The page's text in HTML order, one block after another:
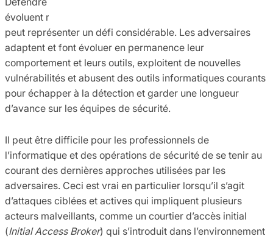
évoluent rapidement et sont de plus en plus complexes
peut représenter un défi considérable. Les adversaires
adaptent et font évoluer en permanence leur
comportement et leurs outils, exploitent de nouvelles
vulnérabilités et abusent des outils informatiques courants
pour échapper à la détection et garder une longueur
d’avance sur les équipes de sécurité.
Il peut être difficile pour les professionnels de
l’informatique et des opérations de sécurité de se tenir au
courant des dernières approches utilisées par les
adversaires. Ceci est vrai en particulier lorsqu’il s’agit
d’attaques ciblées et actives qui impliquent plusieurs
acteurs malveillants, comme un courtier d’accès initial
(Initial Access Broker) qui s’introduit dans l’environnement